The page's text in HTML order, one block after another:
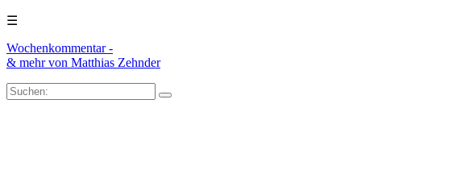
☰
Wochenkommentar -
& mehrvon Matthias Zehnder